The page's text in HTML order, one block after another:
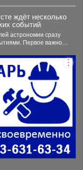
ждёт несколько
событий
астрономии сразу
Первое важное